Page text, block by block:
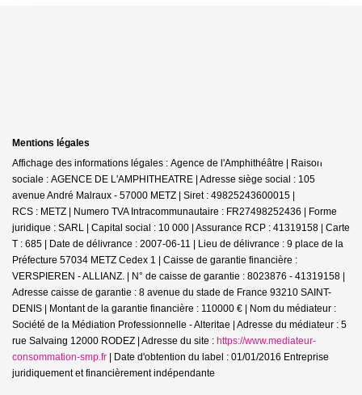
Mentions légales
Affichage des informations légales : Agence de l'Amphithéâtre | Raison
sociale : AGENCE DE L'AMPHITHEATRE | Adresse siège social : 105
avenue André Malraux - 57000 METZ | Siret : 49825243600015 |
RCS : METZ | Numero TVA Intracommunautaire : FR27498252436 | Forme
juridique : SARL | Capital social : 10 000 | Assurance RCP : 41319158 | Carte
T : 685 | Date de délivrance : 2007-06-11 | Lieu de délivrance : 9 place de la
Préfecture 57034 METZ Cedex 1 | Caisse de garantie financière :
VERSPIEREN - ALLIANZ. | N° de caisse de garantie : 8023876 - 41319158 |
Adresse caisse de garantie : 8 avenue du stade de France 93210 SAINT-
DENIS | Montant de la garantie financière : 110000 € | Nom du médiateur :
Société de la Médiation Professionnelle - Alteritae | Adresse du médiateur : 5
rue Salvaing 12000 RODEZ | Adresse du site : https://www.mediateur-
consommation-smp.fr | Date d'obtention du label : 01/01/2016 Entreprise
juridiquement et financièrement indépendante